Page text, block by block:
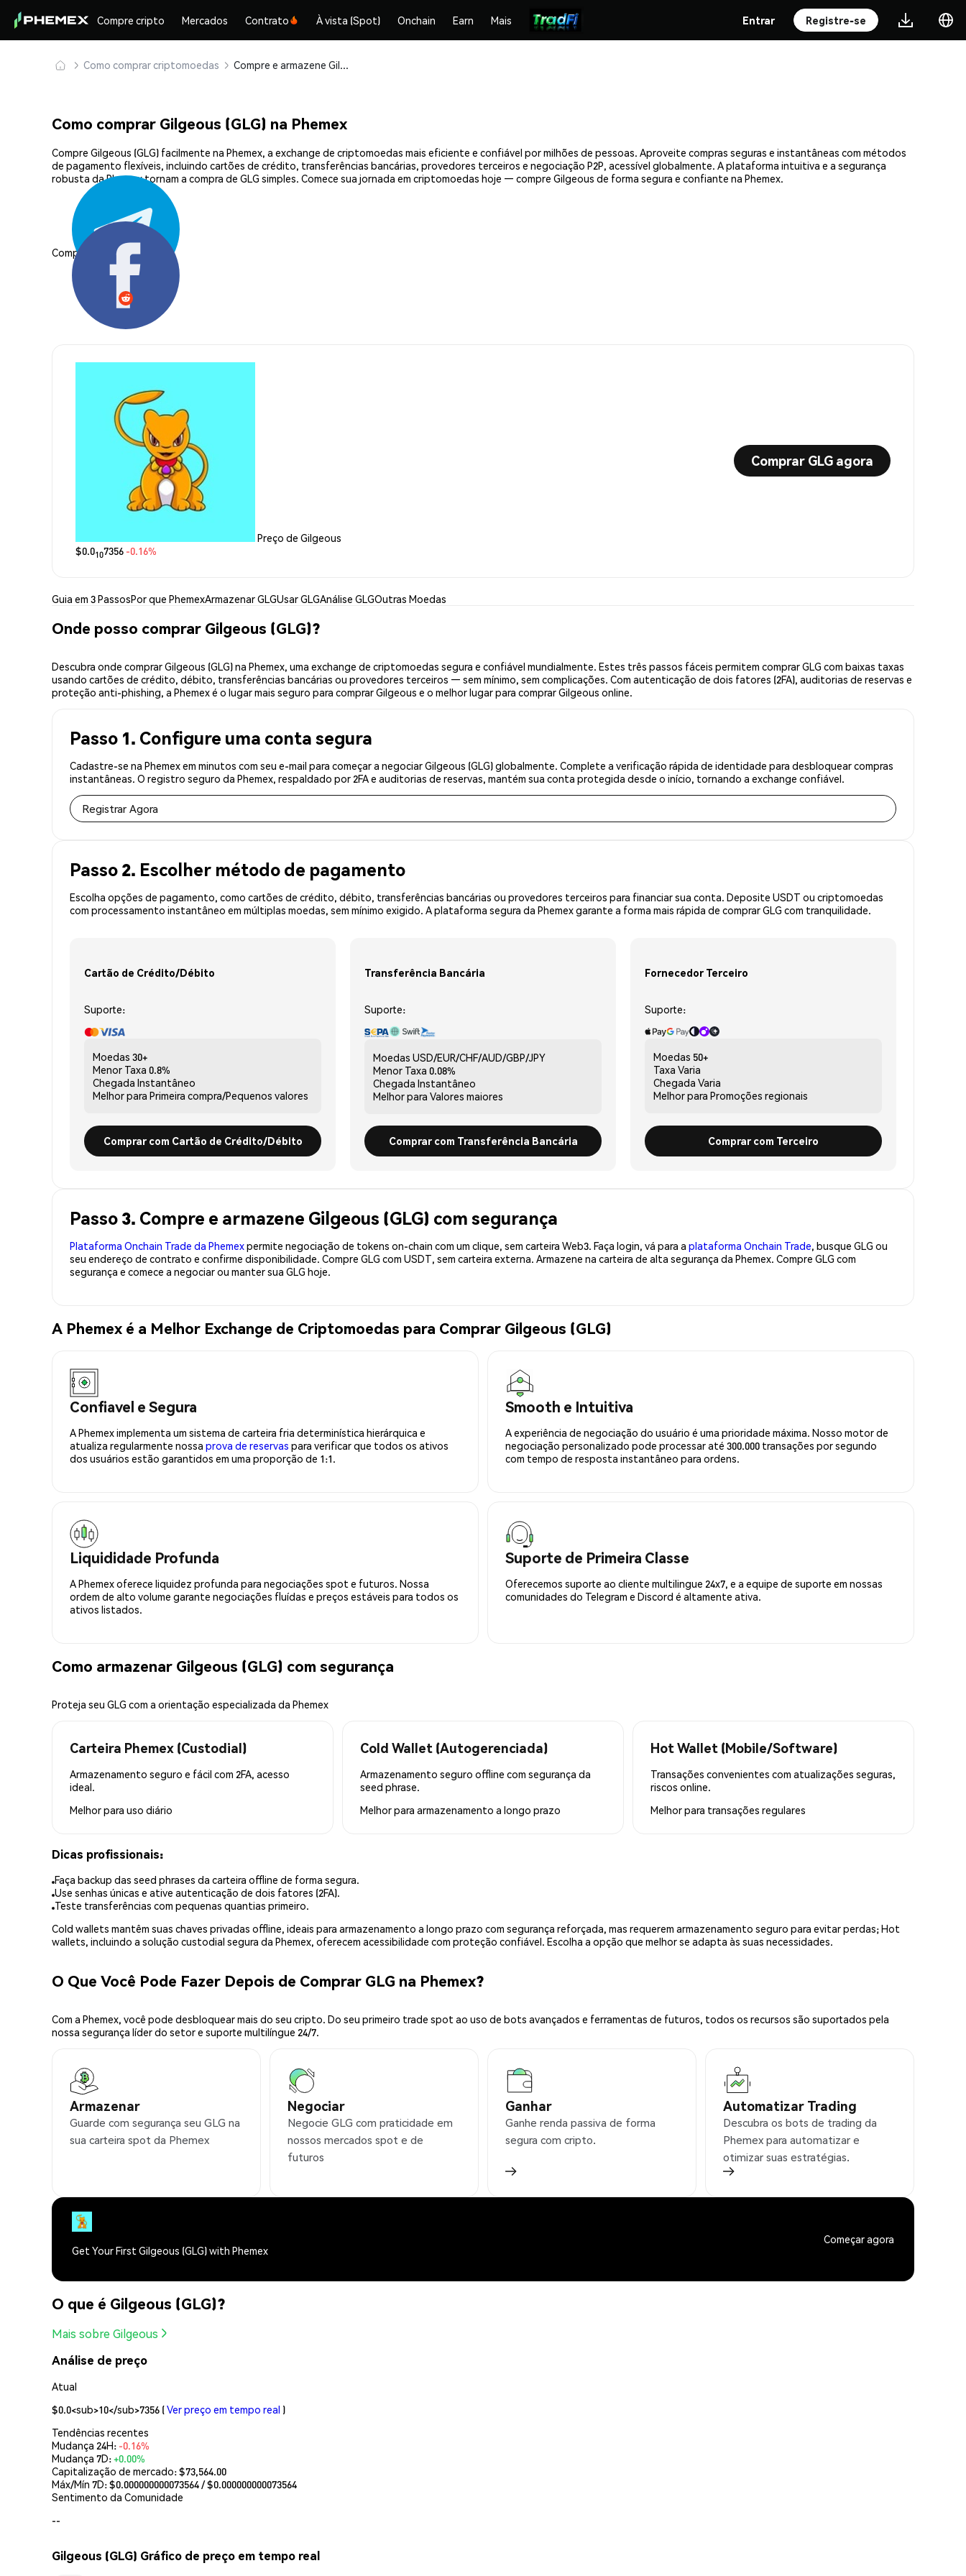
Compre cripto Mercados Contrato À vista (Spot) Onchain Earn Mais Entrar Registre-se
Como comprar criptomoedas Compre e armazene Gilgeous (GLG) com segurança
Como comprar Gilgeous (GLG) na Phemex
Compre Gilgeous (GLG) facilmente na Phemex, a exchange de criptomoedas mais eficiente e confiável por milhões de pessoas. Aproveite compras seguras e instantâneas com métodos
de pagamento flexíveis, incluindo cartões de crédito, transferências bancárias, provedores terceiros e negociação P2P, acessível globalmente. A plataforma intuitiva e a segurança
robusta da Phemex tornam a compra de GLG simples. Comece sua jornada em criptomoedas hoje — compre Gilgeous de forma segura e confiante na Phemex.
Compartilhar:
Preço de Gilgeous
$0.0107356 -0.16%
Comprar GLG agora
Guia em 3 PassosPor que PhemexArmazenar GLGUsar GLGAnálise GLGOutras Moedas
Onde posso comprar Gilgeous (GLG)?
Descubra onde comprar Gilgeous (GLG) na Phemex, uma exchange de criptomoedas segura e confiável mundialmente. Estes três passos fáceis permitem comprar GLG com baixas taxas
usando cartões de crédito, débito, transferências bancárias ou provedores terceiros — sem mínimo, sem complicações. Com autenticação de dois fatores (2FA), auditorias de reservas e
proteção anti-phishing, a Phemex é o lugar mais seguro para comprar Gilgeous e o melhor lugar para comprar Gilgeous online.
Passo 1. Configure uma conta segura
Cadastre-se na Phemex em minutos com seu e-mail para começar a negociar Gilgeous (GLG) globalmente. Complete a verificação rápida de identidade para desbloquear compras
instantâneas. O registro seguro da Phemex, respaldado por 2FA e auditorias de reservas, mantém sua conta protegida desde o início, tornando a exchange confiável.
Registrar Agora
Passo 2. Escolher método de pagamento
Escolha opções de pagamento, como cartões de crédito, débito, transferências bancárias ou provedores terceiros para financiar sua conta. Deposite USDT ou criptomoedas
com processamento instantâneo em múltiplas moedas, sem mínimo exigido. A plataforma segura da Phemex garante a forma mais rápida de comprar GLG com tranquilidade.
Cartão de Crédito/Débito
Suporte:
Moedas 30+
Menor Taxa 0.8%
Chegada Instantâneo
Melhor para Primeira compra/Pequenos valores
Comprar com Cartão de Crédito/Débito
Transferência Bancária
Suporte:
Moedas USD/EUR/CHF/AUD/GBP/JPY
Menor Taxa 0.08%
Chegada Instantâneo
Melhor para Valores maiores
Comprar com Transferência Bancária
Fornecedor Terceiro
Suporte:
Moedas 50+
Taxa Varia
Chegada Varia
Melhor para Promoções regionais
Comprar com Terceiro
Passo 3. Compre e armazene Gilgeous (GLG) com segurança
Plataforma Onchain Trade da Phemexpermite negociação de tokens on-chain com um clique, sem carteira Web3. Faça login, vá para a plataforma Onchain Trade, busque GLG ou
seu endereço de contrato e confirme disponibilidade. Compre GLG com USDT, sem carteira externa. Armazene na carteira de alta segurança da Phemex. Compre GLG com
segurança e comece a negociar ou manter sua GLG hoje.
A Phemex é a Melhor Exchange de Criptomoedas para Comprar Gilgeous (GLG)
Confiavel e Segura
A Phemex implementa um sistema de carteira fria determinística hierárquica e
atualiza regularmente nossa prova de reservas para verificar que todos os ativos
dos usuários estão garantidos em uma proporção de 1:1.
Smooth e Intuitiva
A experiência de negociação do usuário é uma prioridade máxima. Nosso motor de
negociação personalizado pode processar até 300.000 transações por segundo
com tempo de resposta instantâneo para ordens.
Liquididade Profunda
A Phemex oferece liquidez profunda para negociações spot e futuros. Nossa
ordem de alto volume garante negociações fluídas e preços estáveis para todos os
ativos listados.
Suporte de Primeira Classe
Oferecemos suporte ao cliente multilingue 24x7, e a equipe de suporte em nossas
comunidades do Telegram e Discord é altamente ativa.
Como armazenar Gilgeous (GLG) com segurança
Proteja seu GLG com a orientação especializada da Phemex
Carteira Phemex (Custodial)
Armazenamento seguro e fácil com 2FA, acesso
ideal.
Melhor para uso diário
Cold Wallet (Autogerenciada)
Armazenamento seguro offline com segurança da
seed phrase.
Melhor para armazenamento a longo prazo
Hot Wallet (Mobile/Software)
Transações convenientes com atualizações seguras,
riscos online.
Melhor para transações regulares
Dicas profissionais:
Faça backup das seed phrases da carteira offline de forma segura.
Use senhas únicas e ative autenticação de dois fatores (2FA).
Teste transferências com pequenas quantias primeiro.
Cold wallets mantêm suas chaves privadas offline, ideais para armazenamento a longo prazo com segurança reforçada, mas requerem armazenamento seguro para evitar perdas; Hot
wallets, incluindo a solução custodial segura da Phemex, oferecem acessibilidade com proteção confiável. Escolha a opção que melhor se adapta às suas necessidades.
O Que Você Pode Fazer Depois de Comprar GLG na Phemex?
Com a Phemex, você pode desbloquear mais do seu cripto. Do seu primeiro trade spot ao uso de bots avançados e ferramentas de futuros, todos os recursos são suportados pela
nossa segurança líder do setor e suporte multilíngue 24/7.
Armazenar
Guarde com segurança seu GLG na
sua carteira spot da Phemex
Negociar
Negocie GLG com praticidade em
nossos mercados spot e de
futuros
Ganhar
Ganhe renda passiva de forma
segura com cripto.
Automatizar Trading
Descubra os bots de trading da
Phemex para automatizar e
otimizar suas estratégias.
Get Your First Gilgeous (GLG) with Phemex
Começar agora
O que é Gilgeous (GLG)?
Mais sobre Gilgeous
Análise de preço
Atual
$0.0<sub>10</sub>7356 (Ver preço em tempo real )
Tendências recentes
Mudança 24H: -0.16%
Mudança 7D:+0.00%
Capitalização de mercado:$73,564.00
Máx/Mín 7D: $0.000000000073564 / $0.000000000073564
Sentimento da Comunidade
--
Gilgeous (GLG) Gráfico de preço em tempo real